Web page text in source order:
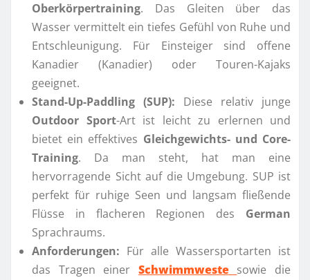
Oberkörpertraining. Das Gleiten über das
Wasser vermittelt ein tiefes Gefühl von Ruhe und
Entschleunigung. Für Einsteiger sind offene
Kanadier (Kanadier) oder Touren-Kajaks
geeignet.
Stand-Up-Paddling (SUP): Diese relativ junge
Outdoor Sport-Art ist leicht zu erlernen und
bietet ein effektives Gleichgewichts- und Core-
Training. Da man steht, hat man eine
hervorragende Sicht auf die Umgebung. SUP ist
perfekt für ruhige Seen und langsam fließende
Flüsse in flacheren Regionen des German
Sprachraums.
Anforderungen: Für alle Wassersportarten ist
das Tragen einer Schwimmweste sowie die